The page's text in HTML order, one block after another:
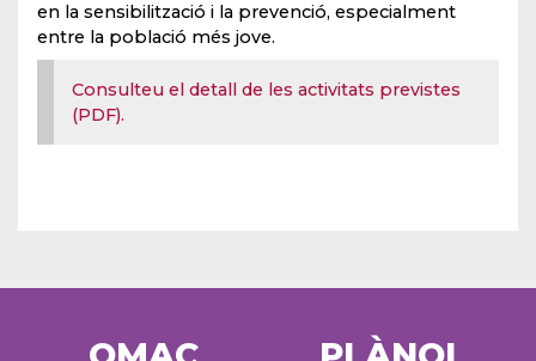
en la sensibilització i la prevenció, especialment
entre la població més jove.
Consulteu el detall de les activitats previstes
(PDF).